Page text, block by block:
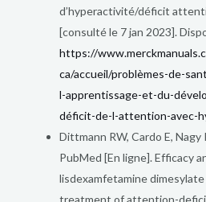
d’hyperactivité/déficit
[consulté le 7 jan 2023].
https://
ca/accueil/problèmes-de-
l-apprentissage-et-du-
déficit-de-l-attention-avec-
Dittmann RW, Cardo E, Nagy
PubMed [En ligne]. Efficacy
lisdexamfetamine
treatment of attention-